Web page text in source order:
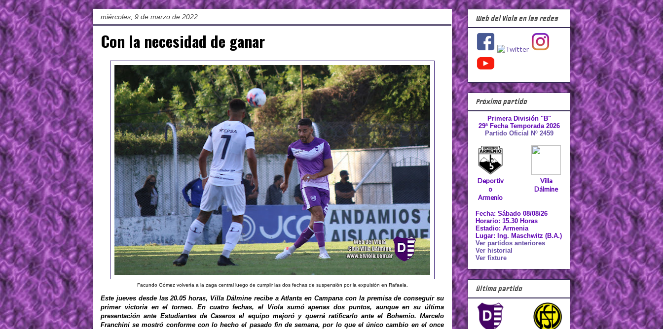
miércoles, 9 de marzo de 2022
Con la necesidad de ganar
Facundo Gómez volvería a la zaga central luego de cumplir las dos fechas de suspensión por la expulsión en Rafaela.
Este jueves desde las 20.05 horas, Villa Dálmine recibe a Atlanta en Campana con la premisa de conseguir su
primer victoria en el torneo. En cuatro fechas, el Viola sumó apenas dos puntos, aunque en su última
presentación ante Estudiantes de Caseros el equipo mejoró y querrá ratificarlo ante el Bohemio. Marcelo
Franchini se mostró conforme con lo hecho el pasado fin de semana, por lo que el único cambio en el once
Web del Viola en las redes
Próximo partido
Primera División "B"
29ª Fecha Temporada 2026
Partido Oficial Nº 2459
Deportiv
o
Armenio
Villa
Dálmine
Fecha: Sábado 08/08/26
Horario: 15.30 Horas
Estadio: Armenia
Lugar: Ing. Maschwitz (B.A.)
Ver partidos anteriores
Ver historial
Ver fixture
Último partido